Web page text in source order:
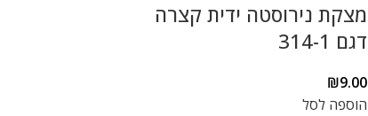
מצקת נירוסטה ידית קצרה
דגם 314-1
₪9.00
הוספה לסל